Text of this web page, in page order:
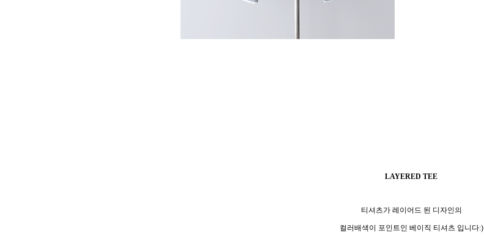
LAYERED TEE
티셔츠가 레이어드 된 디자인의
컬러배색이 포인트인 베이직 티셔츠 입니다:)